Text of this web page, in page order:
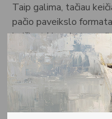
Taip galima, tačiau
pačio paveikslo
keičiant į kvadratą
9.
Kokios
Spaudoje yra
tačiau
vietose, kuriose yra